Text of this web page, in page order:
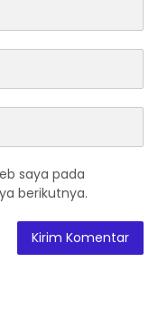
saya pada
berikutnya.